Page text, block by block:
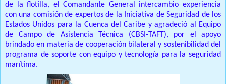
de la flotilla, el Comandante General intercambio experiencia
con una comisión de expertos de la Iniciativa de Seguridad de los
Estados Unidos para la Cuenca del Caribe y agradeció al Equipo
de Campo de Asistencia Técnica (CBSI-TAFT), por el apoyo
brindado en materia de cooperación bilateral y sostenibilidad del
programa de soporte con equipo y tecnología para la seguridad
marítima.